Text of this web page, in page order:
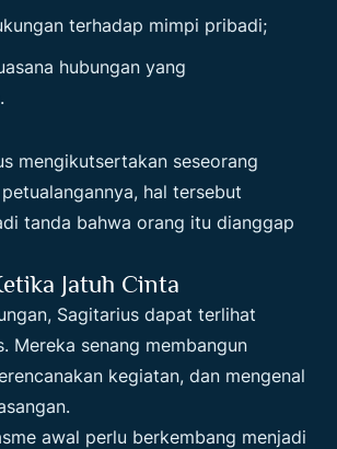
terhadap mimpi pribadi;
hubungan yang
mengikutsertakan seseorang
hal tersebut
tanda bahwa orang itu dianggap
Jatuh Cinta
Sagitarius dapat terlihat
Mereka senang membangun
kegiatan, dan mengenal
awal perlu berkembang menjadi